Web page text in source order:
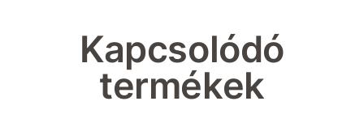
Kapcsolódó
termékek